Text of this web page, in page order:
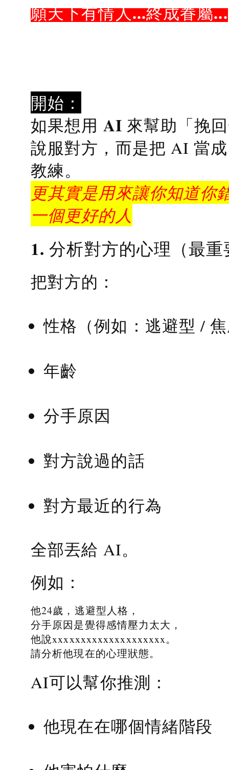
願天下有情人...終成眷屬...
開始：
如果想用 AI 來幫助「挽
說服對方，而是把 AI 當
教練。
更其實是用來讓你知道你
一個更好的人
1. 分析對方的心理（最
把對方的：
性格（例如：逃避型 /
年齡
分手原因
對方說過的話
對方最近的行為
全部丟給 AI。
例如：
他24歲，逃避型人格，
分手原因是覺得感情壓力太大，
他說xxxxxxxxxxxxxxxxxxxx。
請分析他現在的心理狀態。
AI可以幫你推測：
他現在在哪個情緒階段